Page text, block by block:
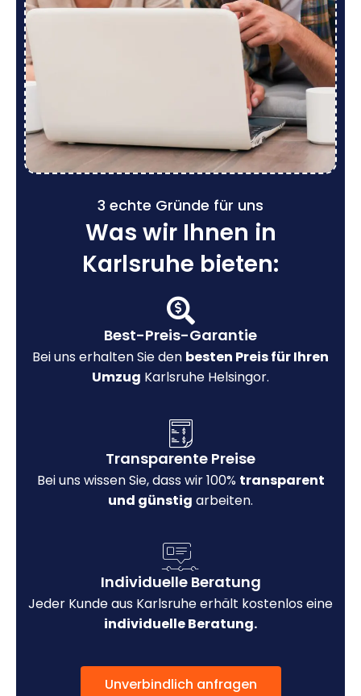
3 echte Gründe für uns
Was wir Ihnen in
Karlsruhe bieten:
Best-Preis-Garantie
Bei uns erhalten Sie den besten Preis für Ihren
Umzug Karlsruhe Helsingor.
Transparente Preise
Bei uns wissen Sie, dass wir 100% transparent
und günstig arbeiten.
Individuelle Beratung
Jeder Kunde aus Karlsruhe erhält kostenlos eine
individuelle Beratung.
Unverbindlich anfragen